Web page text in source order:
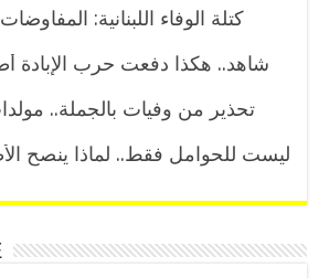
كتلة الوفاء اللبنانية:
شاهد.. هكذا دفعت حرب الإبادة
تحذير من وفيات بالجملة..
ليست للحوامل فقط.. لماذا ينصح